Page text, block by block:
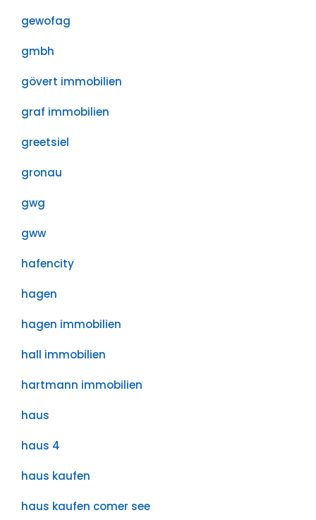
gewofag
gmbh
gövert immobilien
graf immobilien
greetsiel
gronau
gwg
gww
hafencity
hagen
hagen immobilien
hall immobilien
hartmann immobilien
haus
haus 4
haus kaufen
haus kaufen comer see